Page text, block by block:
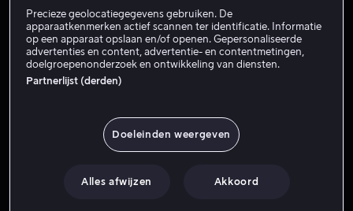
Precieze geolocatiegegevens gebruiken. De
apparaatkenmerken actief scannen ter identificatie. Informatie
op een apparaat opslaan en/of openen. Gepersonaliseerde
advertenties en content, advertentie- en contentmetingen,
doelgroepenonderzoek en ontwikkeling van diensten.
Partnerlijst (derden)
Doeleinden weergeven
Alles afwijzen Akkoord